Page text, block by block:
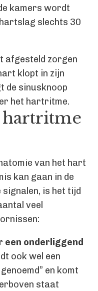
kamers wordt
slechts 30
afgesteld zorgen
klopt in zijn
de sinusknoop
het hartritme.
van het hart
kan gaan in de
is het tijd
veel
een onderliggend
ook wel een
en komt
staat